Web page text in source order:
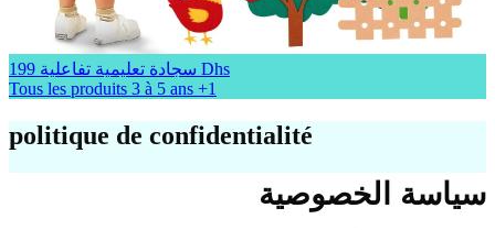
سجادة تعليمية تفاعلية 199 Dhs
Tous les produits 3 à 5 ans +1
politique de confidentialité
سياسة الخصوصية